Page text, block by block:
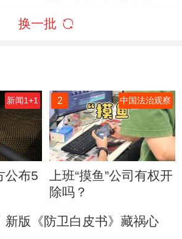
换一批
新闻1+1
公布5
2 中国法治观察
上班“摸鱼”公司有权开
除吗？
新版《防卫白皮书》藏祸心